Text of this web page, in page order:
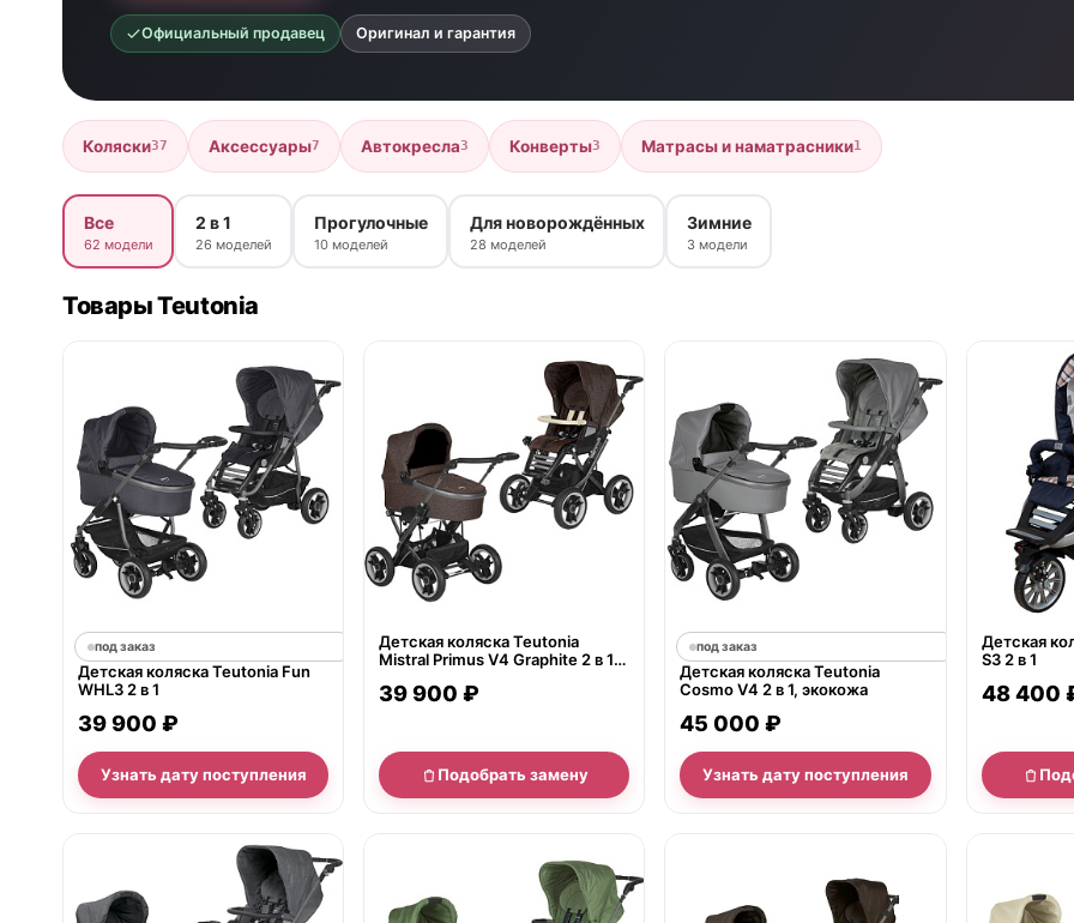
Официальный продавец Оригинал и гарантия
Коляски37 Аксессуары7 Автокресла3 Конверты3 Матрасы и наматрасники1
Все
62 модели
2 в 1
26 моделей
Прогулочные
10 моделей
Для новорождённых
28 моделей
Зимние
3 модели
Товары Teutonia
под заказ
Детская коляска Teutonia Fun
WHL3 2 в 1
39 900 ₽
Узнать дату поступления
Детская коляска Teutonia
Mistral Primus V4 Graphite 2 в 1
39 900 ₽
Подобрать замену
под заказ
Детская коляска Teutonia
Cosmo V4 2 в 1, экокожа
45 000 ₽
Узнать дату поступления
нет в
Детская
S3 2 в 1
48 400